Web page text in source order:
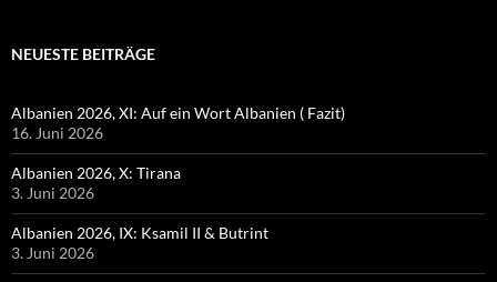
NEUESTE BEITRÄGE
Albanien 2026, XI: Auf ein Wort Albanien ( Fazit)
16. Juni 2026
Albanien 2026, X: Tirana
3. Juni 2026
Albanien 2026, IX: Ksamil II & Butrint
3. Juni 2026